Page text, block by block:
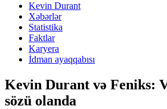
Kevin Durant
Xəbərlər
Statistika
Faktlar
Karyera
İdman ayaqqabısı
Kevin Durant və Feniks:
sözü olanda